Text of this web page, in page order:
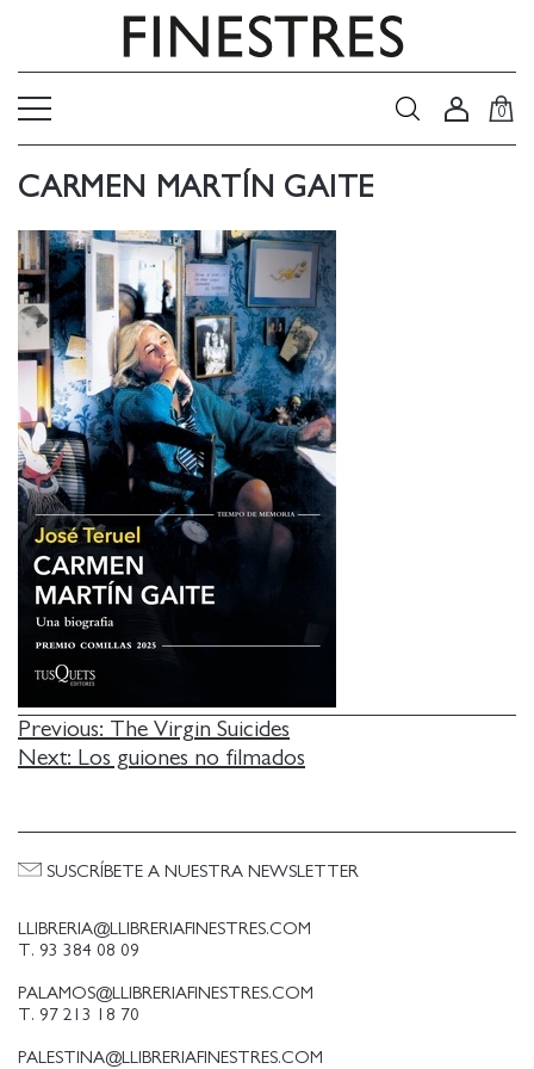
0
CARMEN MARTÍN GAITE
NAVEGACIÓN
DE
Previous: The Virgin Suicides
Next: Los guiones no filmados
LLIBRERIA@LLIBRERIAFINESTRES.COM
T. 93 384 08 09
PALAMOS@LLIBRERIAFINESTRES.COM
T. 97 213 18 70
PALESTINA@LLIBRERIAFINESTRES.COM
SUSCRÍBETE A NUESTRA NEWSLETTER